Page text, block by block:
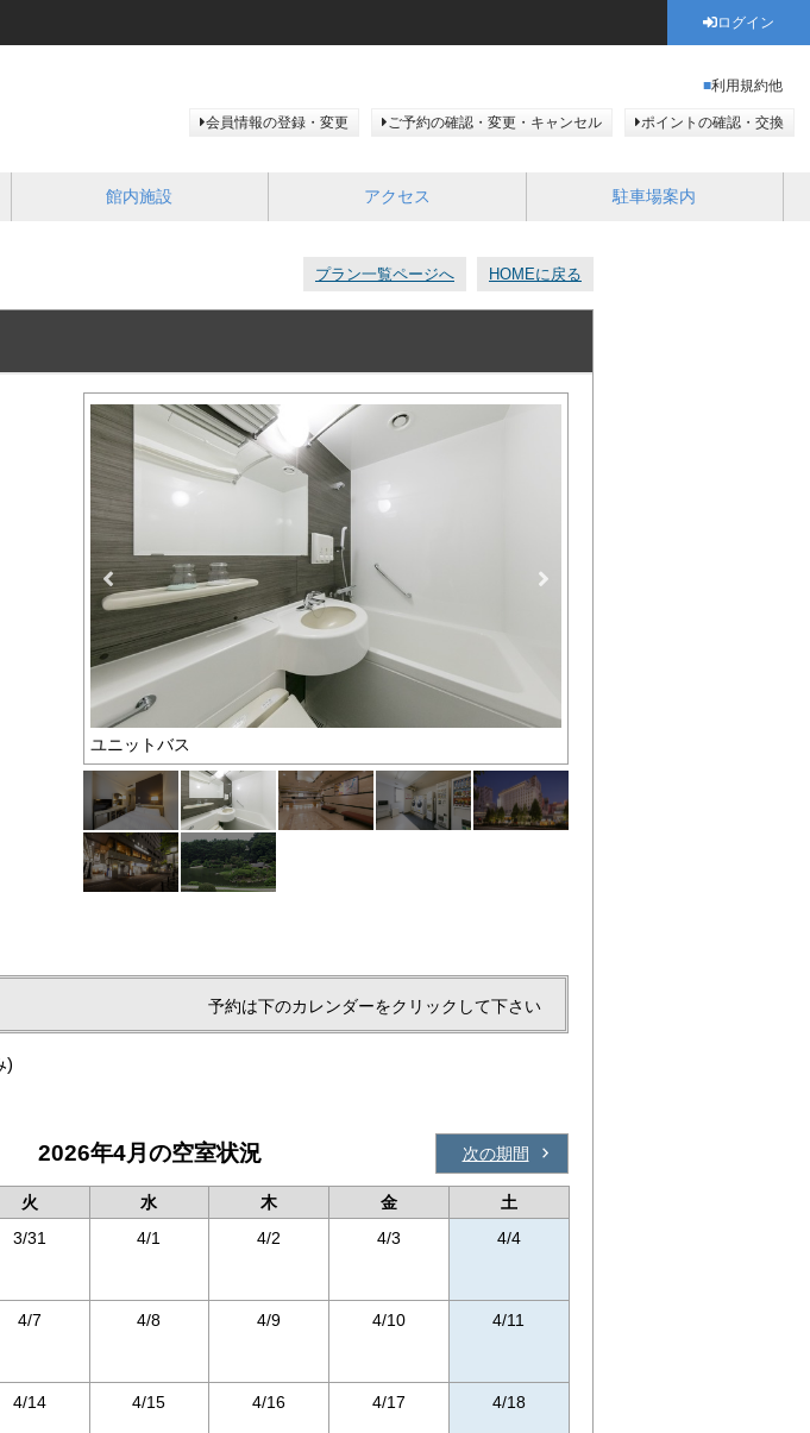
ログイン
利用規約他
会員情報の登録・変更 ご予約の確認・変更・キャンセル ポイントの確認・交換
館内施設 アクセス 駐車場案内
プラン一覧ページへ HOMEに戻る
ユニットバス
予約は下のカレンダーをクリックして下さい
)
2026年4月の空室状況 次の期間
火 水 木 金
土
3/31 4/1 4/2 4/3 4/4
4/7 4/8 4/9 4/10 4/11
4/14 4/15 4/16 4/17 4/18